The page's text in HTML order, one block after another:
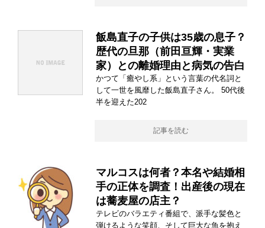
飯島直子の子供は35歳の息子？
歴代の旦那（前田亘輝・実業
家）との離婚理由と病気の告白
かつて「癒やし系」という言葉の代名詞と
して一世を風靡した飯島直子さん。 50代後
半を迎えた202
記事を読む
マルコスは何者？本名や結婚相
手の正体を調査！出産後の現在
は蕎麦屋の店主？
テレビのバラエティ番組で、派手な髪色と
弾けるような笑顔、そして巨大な魚を抱え